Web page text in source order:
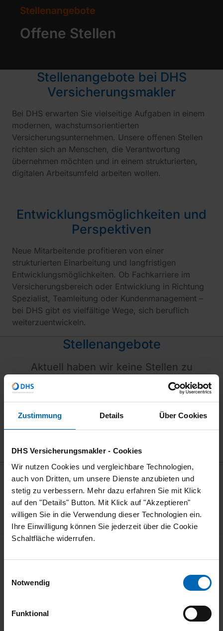
Zustimmung Details Über Cookies
DHS Versicherungsmakler - Cookies
Wir nutzen Cookies und vergleichbare Technologien,
auch von Dritten, um unsere Dienste anzubieten und
stetig zu verbessern. Mehr dazu erfahren Sie mit Klick
auf den "Details" Button. Mit Klick auf "Akzeptieren"
willigen Sie in die Verwendung dieser Technologien ein.
Ihre Einwilligung können Sie jederzeit über die Cookie
Schaltfläche widerrufen.
Notwendig
Funktional
Stellenangebote
Offene Stellen
Stellenangebote bei DHS
Versicherungsmakler
Bei DHS erwarten Sie vielseitige Aufgaben in einem
modernen, wachstumsorientierten
Versicherungsunternehmen. Unsere offenen Stellen
richten sich an Menschen, die Verantwortung
übernehmen möchten und in einem strukturierten,
digitalen Arbeitsumfeld arbeiten wollen.
Entwicklungsmöglichkeiten und
Perspektiven
Neue Mitarbeitende profitieren von einer
strukturierten Einarbeitung und langfristigen
Entwicklungsmöglichkeiten. Ob Fachkarriere im
Versicherungsbereich oder Entwicklung in Richtung
Spezialist, Teamleitung oder Kundenmanagement –
bei DHS gibt es vielfältige Wege, sich beruflich
weiterzuentwickeln.
Stellenangebote
Aktuell haben wir keine Stellen zu
besetzen, freuen uns aber über eine
inklusive Gehaltsvorstellung und
frühestmöglichen Starttermin.
Die Zugehörigkeit zurBRAWO GROUPverbindet
die Vorteile eines spezialisierten
Versicherungsmaklers mit den Perspektiven einer
starken Unternehmensgruppe – von langfristiger
Sicherheit bis zu vielfältigen Entwicklungs- und
Karrieremöglichkeiten.
Überblick
Mitarbeiter von DHS Versicherungsmakler kommen
Hier ist eine Übersicht unserer Angebote: